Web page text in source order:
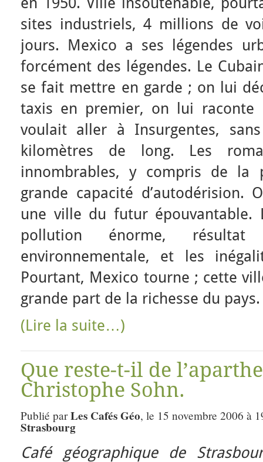
sites industriels, 4 millions de
jours. Mexico a ses légendes
forcément des légendes. Le
se fait mettre en garde ; on lui
taxis en premier, on lui raconte
voulait aller à Insurgentes,
kilomètres de long. Les
innombrables, y compris de la
grande capacité d’autodérision.
une ville du futur épouvantable.
pollution énorme,
environnementale, et les
Pourtant, Mexico tourne ; cette
grande part de la richesse du pays.
(Lire la suite…)
Que reste-t-il de
Christophe Sohn.
Publié parLes Cafés Géo, le 15 novembre 2006 à
Strasbourg
Café géographique de